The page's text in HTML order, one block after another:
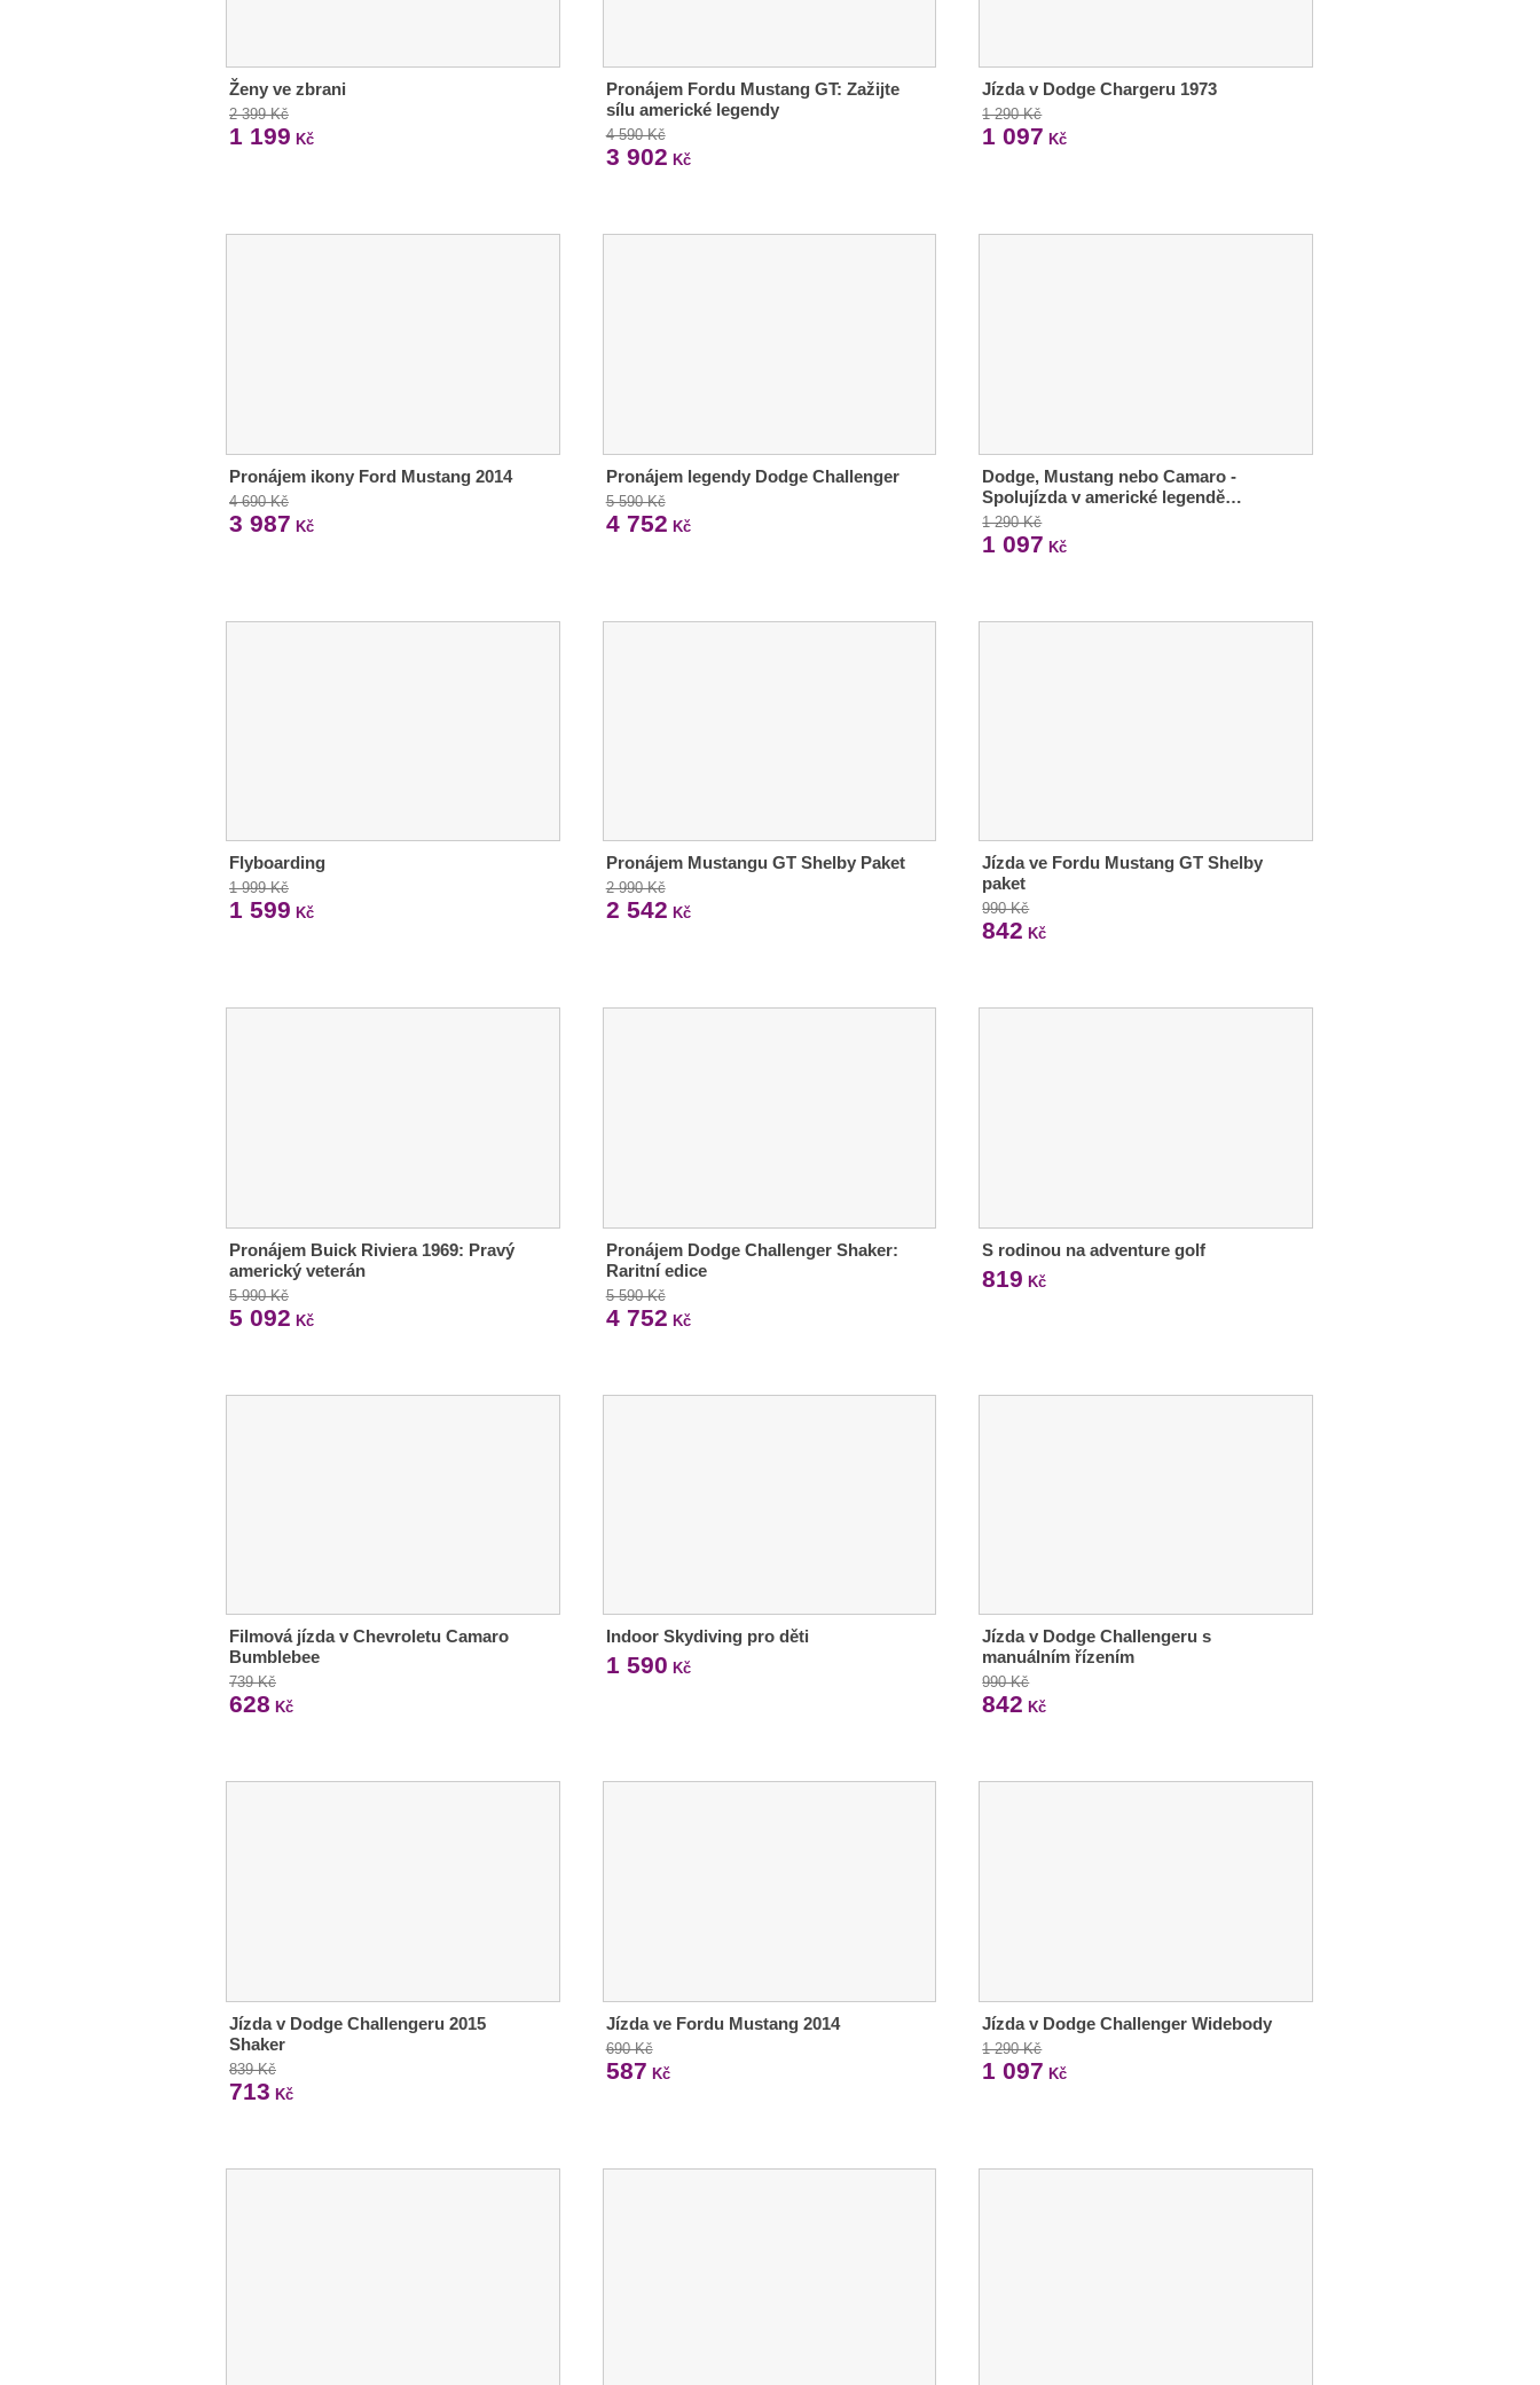
Ženy ve zbrani
2 399 Kč
1 199 Kč
Pronájem Fordu Mustang GT: Zažijte
sílu americké legendy
4 590 Kč
3 902 Kč
Jízda v Dodge Chargeru 1973
1 290 Kč
1 097 Kč
Pronájem ikony Ford Mustang 2014
4 690 Kč
3 987 Kč
Pronájem legendy Dodge Challenger
5 590 Kč
4 752 Kč
Dodge, Mustang nebo Camaro -
Spolujízda v americké legendě…
1 290 Kč
1 097 Kč
Flyboarding
1 999 Kč
1 599 Kč
Pronájem Mustangu GT Shelby Paket
2 990 Kč
2 542 Kč
Jízda ve Fordu Mustang GT Shelby
paket
990 Kč
842 Kč
Pronájem Buick Riviera 1969: Pravý
americký veterán
5 990 Kč
5 092 Kč
Pronájem Dodge Challenger Shaker:
Raritní edice
5 590 Kč
4 752 Kč
S rodinou na adventure golf
819 Kč
Filmová jízda v Chevroletu Camaro
Bumblebee
739 Kč
628 Kč
Indoor Skydiving pro děti
1 590 Kč
Jízda v Dodge Challengeru s
manuálním řízením
990 Kč
842 Kč
Jízda v Dodge Challengeru 2015
Shaker
839 Kč
713 Kč
Jízda ve Fordu Mustang 2014
690 Kč
587 Kč
Jízda v Dodge Challenger Widebody
1 290 Kč
1 097 Kč